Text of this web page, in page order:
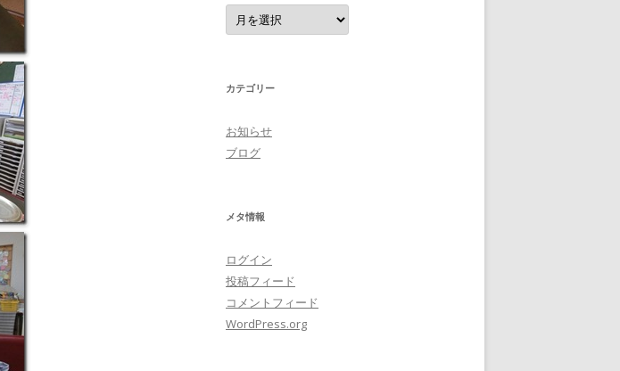
ア
ー
カ
カテゴリー
お知らせ
ブログ
メタ情報
ログイン
投稿フィード
コメントフィード
WordPress.org